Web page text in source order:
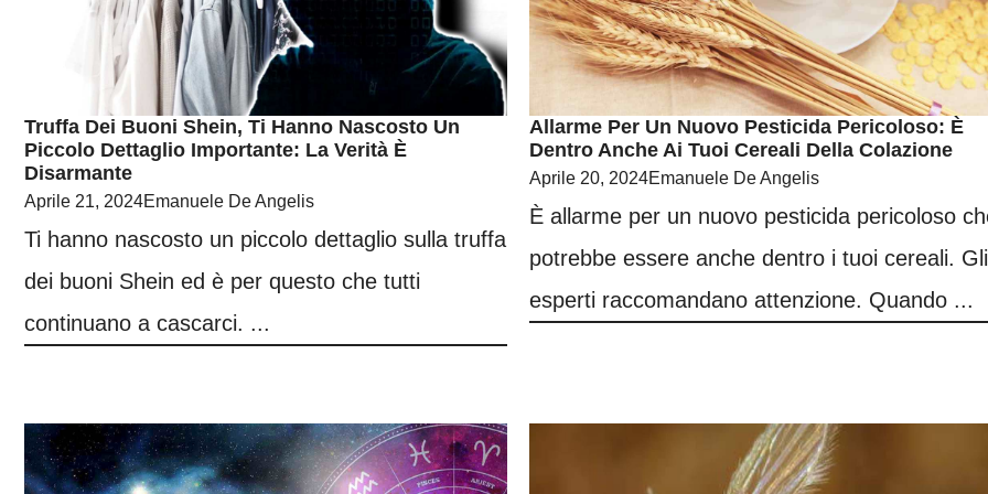
Truffa Dei Buoni Shein, Ti Hanno Nascosto Un
Piccolo Dettaglio Importante: La Verità È
Disarmante
Aprile 21, 2024Emanuele De Angelis
Ti hanno nascosto un piccolo dettaglio sulla truffa
dei buoni Shein ed è per questo che tutti
continuano a cascarci. ...
Allarme Per Un Nuovo Pesticida Pericoloso: È
Dentro Anche Ai Tuoi Cereali Della Colazione
Aprile 20, 2024Emanuele De Angelis
È allarme per un nuovo pesticida pericoloso
potrebbe essere anche dentro i tuoi cereali. Gli
esperti raccomandano attenzione. Quando ...